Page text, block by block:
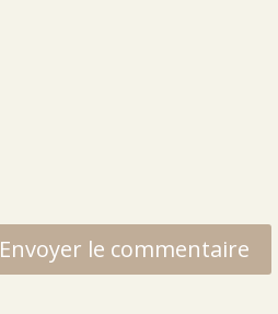
Envoyer le commentaire